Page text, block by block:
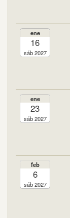
ene
16
sáb 2027
ene
23
sáb 2027
feb
6
sáb 2027